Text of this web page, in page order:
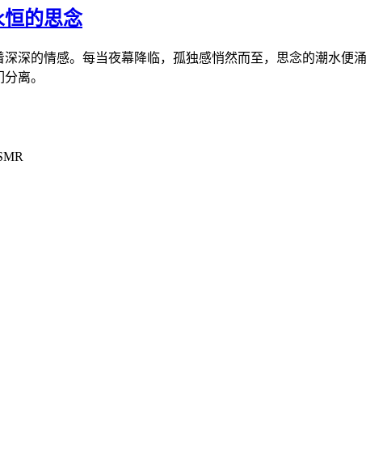
的思念
深的情感。每当夜幕降临，孤独感悄然而至，思念的潮水
离。